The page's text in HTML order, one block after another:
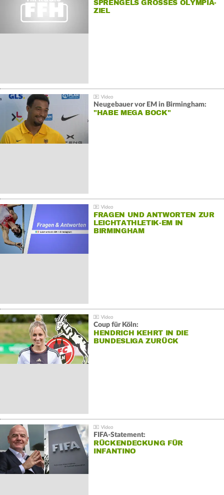
SPRENGELS GROSSES OLYMPIA-Z
IEL
Neugebauer vor EM in Birmingham:
"HABE MEGA BOCK"
FRAGEN UND ANTWORTEN ZUR
LEICHTATHLETIK-EM IN
BIRMINGHAM
Coup für Köln:
HENDRICH KEHRT IN DIE
BUNDESLIGA ZURÜCK
FIFA-Statement:
RÜCKENDECKUNG FÜR
INFANTINO